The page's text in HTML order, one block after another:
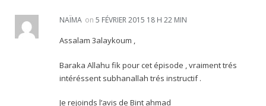
NAÏMA on 5 FÉVRIER 2015 18 H 22 MIN
Assalam 3alaykoum ,
Baraka Allahu fik pour cet épisode , vraiment trés
intéréssent subhanallah trés instructif .
Je rejoinds l’avis de Bint ahmad